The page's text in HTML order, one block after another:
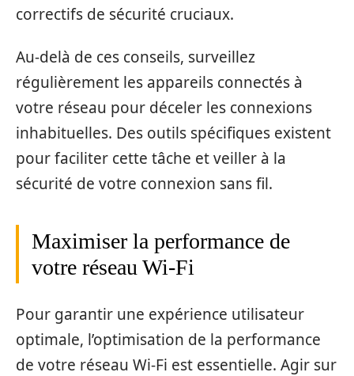
correctifs de sécurité cruciaux.
Au-delà de ces conseils, surveillez
régulièrement les appareils connectés à
votre réseau pour déceler les connexions
inhabituelles. Des outils spécifiques existent
pour faciliter cette tâche et veiller à la
sécurité de votre connexion sans fil.
Maximiser la performance de
votre réseau Wi-Fi
Pour garantir une expérience utilisateur
optimale, l’optimisation de la performance
de votre réseau Wi-Fi est essentielle. Agir sur